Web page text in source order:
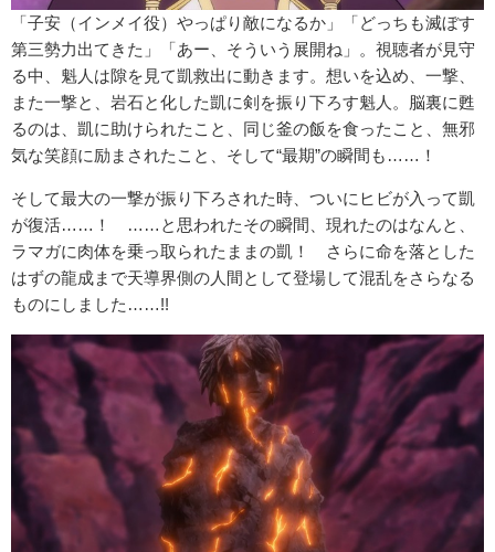
「子安（インメイ役）やっぱり敵になるか」「どっちも滅ぼす
第三勢力出てきた」「あー、そういう展開ね」。視聴者が見守
る中、魁人は隙を見て凱救出に動きます。想いを込め、一撃、
また一撃と、岩石と化した凱に剣を振り下ろす魁人。脳裏に甦
るのは、凱に助けられたこと、同じ釜の飯を食ったこと、無邪
気な笑顔に励まされたこと、そして“最期”の瞬間も……！
そして最大の一撃が振り下ろされた時、ついにヒビが入って凱
が復活……！ ……と思われたその瞬間、現れたのはなんと、
ラマガに肉体を乗っ取られたままの凱！ さらに命を落とした
はずの龍成まで天導界側の人間として登場して混乱をさらなる
ものにしました……!!